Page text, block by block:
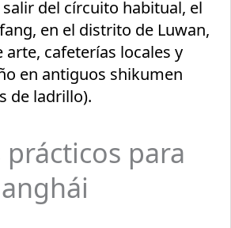
salir del círcuito habitual, el
en el distrito de Luwan,
arte, cafeterías locales y
en antiguos shikumen
de ladrillo).
prácticos para